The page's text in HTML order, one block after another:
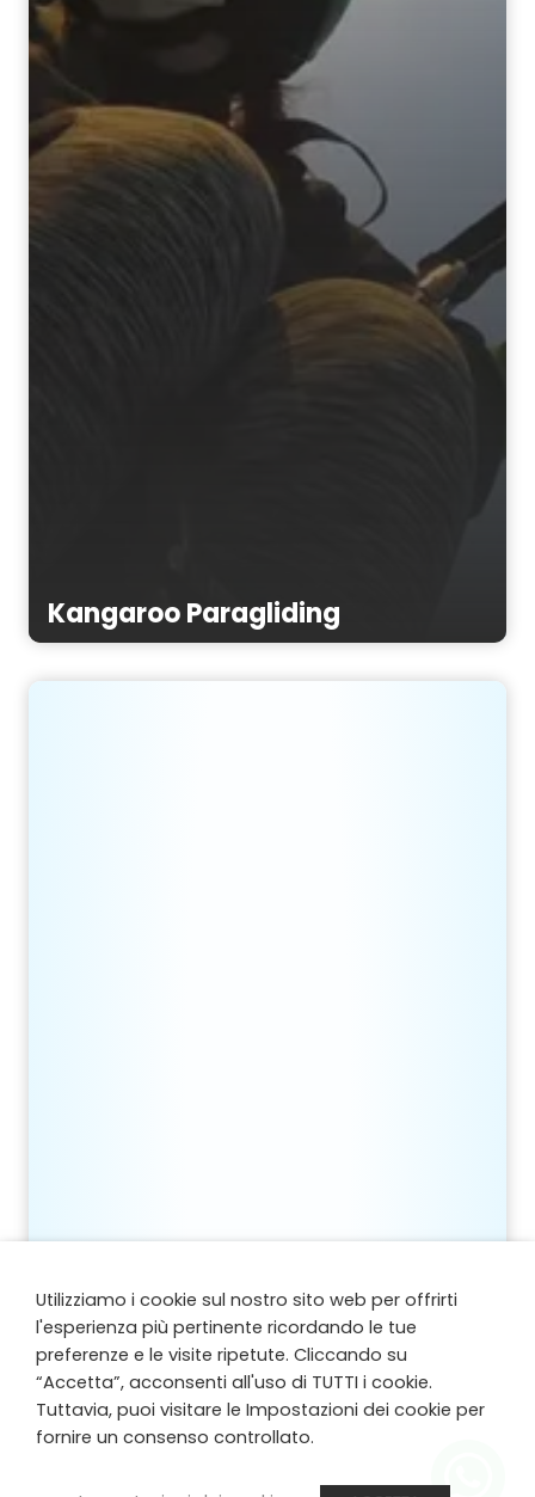
Kangaroo Paragliding
Utilizziamo i cookie sul nostro sito web per offrirti
l'esperienza più pertinente ricordando le tue
preferenze e le visite ripetute. Cliccando su
“Accetta”, acconsenti all'uso di TUTTI i cookie.
Tuttavia, puoi visitare le Impostazioni dei cookie per
fornire un consenso controllato.